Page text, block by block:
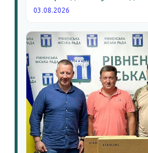
03.08.2026